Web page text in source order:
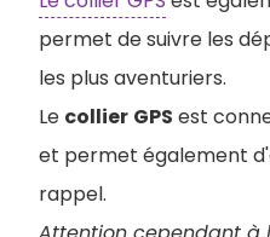
permet de suivre les
les plus aventuriers.
Le collier GPS est
et permet également
rappel.